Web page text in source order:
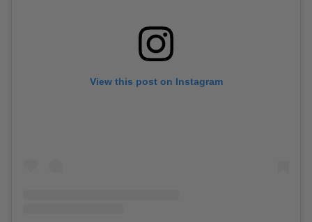
View this post on Instagram